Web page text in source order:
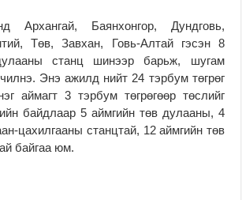
Архангай, Баянхонгор, Дундговь,
Төв, Завхан, Говь-Алтай гэсэн 8
станц шинээр барьж, шугам
Энэ ажилд нийт 24 тэрбум төгрөг
аймагт 3 тэрбум төгрөгөөр төслийг
байдлаар 5 аймгийн төв дулааны, 4
цахилгааны станцтай, 12 аймгийн төв
байгаа юм.